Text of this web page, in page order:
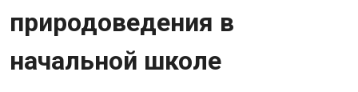
природоведения в
начальной школе